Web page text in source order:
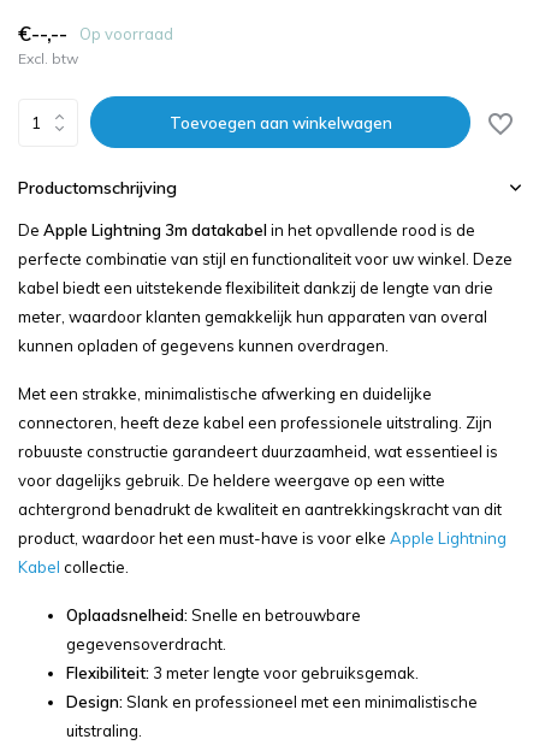
€--,-- Op voorraad
Excl. btw
Toevoegen aan winkelwagen
Productomschrijving
De Apple Lightning 3m datakabel in het opvallende rood is de
perfecte combinatie van stijl en functionaliteit voor uw winkel. Deze
kabel biedt een uitstekende flexibiliteit dankzij de lengte van drie
meter, waardoor klanten gemakkelijk hun apparaten van overal
kunnen opladen of gegevens kunnen overdragen.
Met een strakke, minimalistische afwerking en duidelijke
connectoren, heeft deze kabel een professionele uitstraling. Zijn
robuuste constructie garandeert duurzaamheid, wat essentieel is
voor dagelijks gebruik. De heldere weergave op een witte
achtergrond benadrukt de kwaliteit en aantrekkingskracht van dit
product, waardoor het een must-have is voor elke Apple Lightning
Kabel collectie.
Oplaadsnelheid: Snelle en betrouwbare
gegevensoverdracht.
Flexibiliteit: 3 meter lengte voor gebruiksgemak.
Design: Slank en professioneel met een minimalistische
uitstraling.